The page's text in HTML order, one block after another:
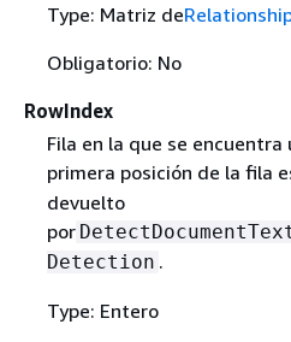
Type: Matriz de
Obligatorio: No
RowIndex
Fila en la que se
primera posición de la fila
devuelto
por
Detection .
Type: Entero